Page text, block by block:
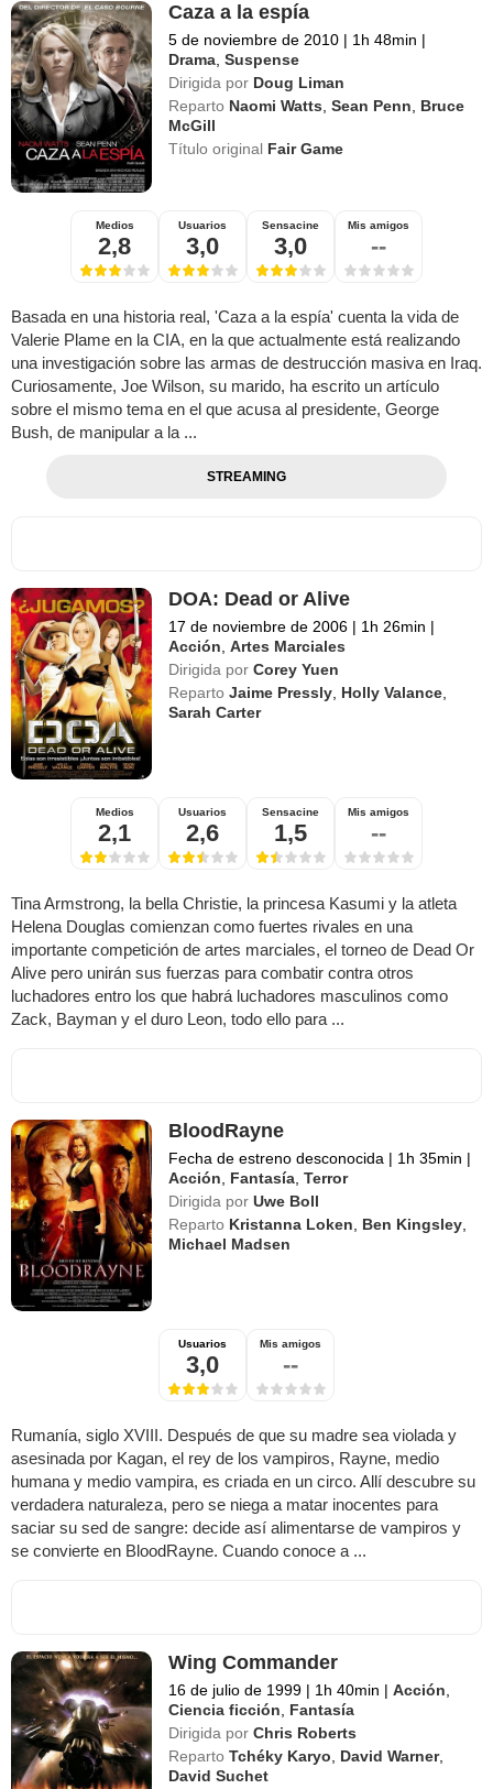
Caza a la espía
5 de noviembre de 2010 | 1h 48min |
Drama ,Suspense
Dirigida por Doug Liman
Reparto Naomi Watts ,Sean Penn
Bruce
McGill
Título original Fair Game
Medios
2,8
Usuarios
3,0
Sensacine
3,0
Mis amigos
--
Basada en una historia real, 'Caza a la espía' cuenta la vida de
Valerie Plame en la CIA, en la que actualmente está realizando
una investigación sobre las armas de destrucción masiva en Iraq.
Curiosamente, Joe Wilson, su marido, ha escrito un artículo
sobre el mismo tema en el que acusa al presidente, George
Bush, de manipular a la ...
STREAMING
DOA: Dead or Alive
17 de noviembre de 2006 | 1h 26min |
Acción ,Artes Marciales
Dirigida por Corey Yuen
Reparto Jaime Pressly Holly Valance
Sarah Carter
Medios
2,1
Usuarios
2,6
Sensacine
1,5
Mis amigos
--
Tina Armstrong, la bella Christie, la princesa Kasumi y la atleta
Helena Douglas comienzan como fuertes rivales en una
importante competición de artes marciales, el torneo de Dead Or
Alive pero unirán sus fuerzas para combatir contra otros
luchadores entro los que habrá luchadores masculinos como
Zack, Bayman y el duro Leon, todo ello para ...
BloodRayne
Fecha de estreno desconocida | 1h 35min |
Acción
Fantasía ,Terror
Dirigida por Uwe Boll
Reparto Kristanna Loken Ben Kingsley
Michael Madsen
Usuarios
3,0
Mis amigos
--
Rumanía, siglo XVIII. Después de que su madre sea violada y
asesinada por Kagan, el rey de los vampiros, Rayne, medio
humana y medio vampira, es criada en un circo. Allí descubre su
verdadera naturaleza, pero se niega a matar inocentes para
saciar su sed de sangre: decide así alimentarse de vampiros y
se convierte en BloodRayne. Cuando conoce a ...
Wing Commander
16 de julio de 1999 | 1h 40min | Acción
Ciencia ficción
Fantasía
Dirigida por Chris Roberts
Reparto Tchéky Karyo David Warner,
David Suchet